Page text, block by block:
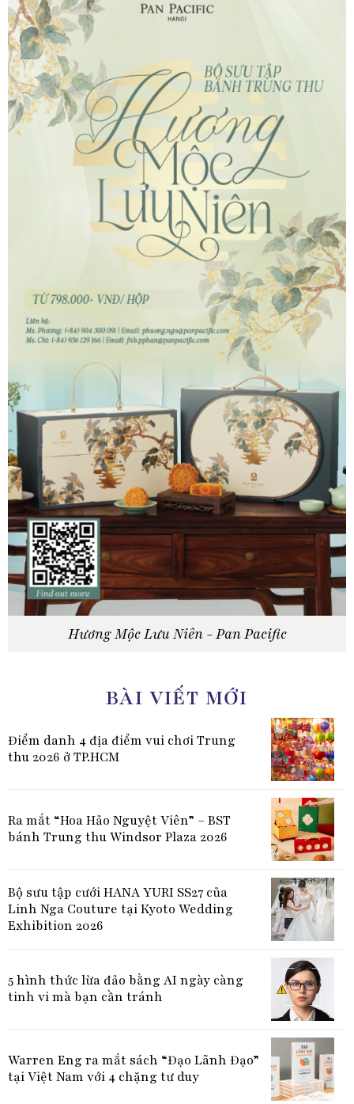
Hương Mộc Lưu Niên - Pan Pacific
BÀI VIẾT MỚI
Điểm danh 4 địa điểm vui chơi Trung
thu 2026 ở TP.HCM
Ra mắt “Hoa Hảo Nguyệt Viên” – BST
bánh Trung thu Windsor Plaza 2026
Bộ sưu tập cưới HANA YURI SS27 của
Linh Nga Couture tại Kyoto Wedding
Exhibition 2026
5 hình thức lừa đảo bằng AI ngày càng
tinh vi mà bạn cần tránh
Warren Eng ra mắt sách “Đạo Lãnh Đạo”
tại Việt Nam với 4 chặng tư duy